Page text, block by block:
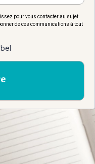
pour vous contacter au sujet
de ces communications à tout